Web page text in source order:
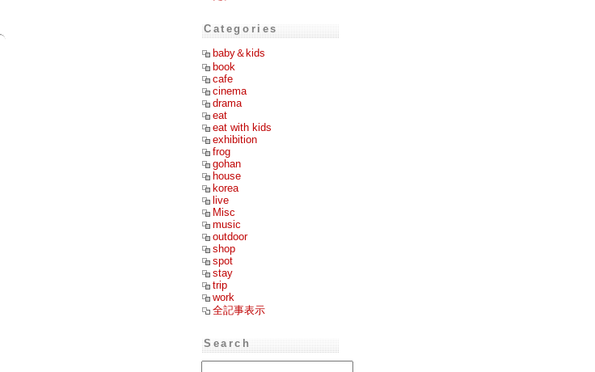
Categories
baby＆kids
book
cafe
cinema
drama
eat
eat with kids
exhibition
frog
gohan
house
korea
live
Misc
music
outdoor
shop
spot
stay
trip
work
全記事表示
Search